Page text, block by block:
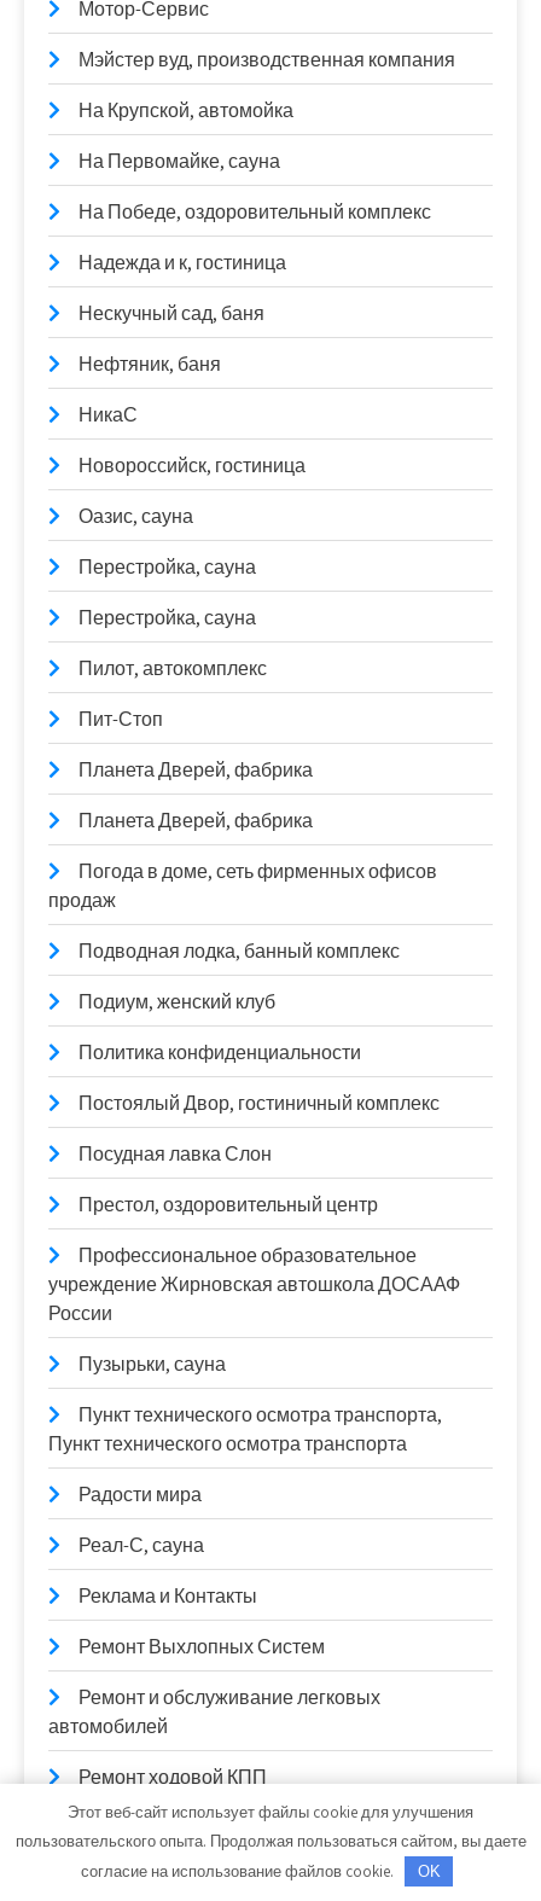
Мотор-Сервис
Мэйстер вуд, производственная компания
На Крупской, автомойка
На Первомайке, сауна
На Победе, оздоровительный комплекс
Надежда и к, гостиница
Нескучный сад, баня
Нефтяник, баня
НикаС
Новороссийск, гостиница
Оазис, сауна
Перестройка, сауна
Перестройка, сауна
Пилот, автокомплекс
Пит-Стоп
Планета Дверей, фабрика
Планета Дверей, фабрика
Погода в доме, сеть фирменных офисов
продаж
Подводная лодка, банный комплекс
Подиум, женский клуб
Политика конфиденциальности
Постоялый Двор, гостиничный комплекс
Посудная лавка Слон
Престол, оздоровительный центр
Профессиональное образовательное
учреждение Жирновская автошкола ДОСААФ
России
Пузырьки, сауна
Пункт технического осмотра транспорта,
Пункт технического осмотра транспорта
Радости мира
Реал-С, сауна
Реклама и Контакты
Ремонт Выхлопных Систем
Ремонт и обслуживание легковых
автомобилей
Ремонт ходовой КПП
РомАн, автомоечный комплекс
Русская парная, баня на дровах
Этот веб-сайт использует файлы cookie для улучшения
пользовательского опыта. Продолжая пользоваться сайтом, вы даете
согласие на использование файлов cookie.
OK